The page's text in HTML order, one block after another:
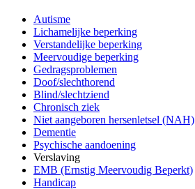
Autisme
Lichamelijke beperking
Verstandelijke beperking
Meervoudige beperking
Gedragsproblemen
Doof/slechthorend
Blind/slechtziend
Chronisch ziek
Niet aangeboren hersenletsel (NAH)
Dementie
Psychische aandoening
Verslaving
EMB (Ernstig Meervoudig Beperkt)
Handicap